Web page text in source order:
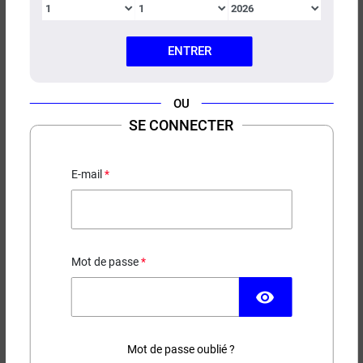
ENTRER
OU
SE CONNECTER
E-mail
Mot de passe
visibility
Mot de passe oublié ?
BOOSTER NICOTINE 20MG
Booster 20mg
1,00 €
PG / VG